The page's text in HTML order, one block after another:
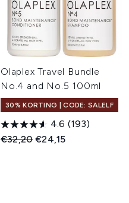
Olaplex Travel Bundle
No.4 and No.5 100ml
30% KORTING | CODE: SALELF
4.6 (193)
Recommended Retail Price:
€32,20Huidige prijs:
€24,15